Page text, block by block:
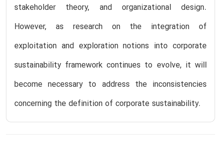
stakeholder theory, and organizational design.
However, as research on the integration of
exploitation and exploration notions into corporate
sustainability framework continues to evolve, it will
become necessary to address the inconsistencies
concerning the definition of corporate sustainability.